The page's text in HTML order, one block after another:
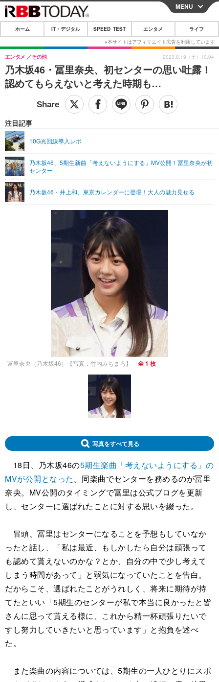
CLOSE
ホーム
IT・デジタル
IT・デジタルTOP スマートフォン
ショッピング その他
SPEED TEST
エンタメTOP 映画・ドラマ
グラビア
ショッピング その他
ライフTOP
その他
リリース一覧
プッシュ通知の停止方法
MENU
ホーム IT・デジタル SPEED TEST エンタメ ライフ
乃木坂46・冨里奈央、初センターの思い吐露！
認めてもらえないと考えた時期も…
エンタメ その他
注目記事
10G光回線導入レポ
乃木坂46、5期生新曲「考えないようにする」MV公開！冨里奈央が初
センター
乃木坂46・井上和、東京カレンダーに登場！大人の魅力見せる
2023.8.19（土）10:04
冨里奈央（乃木坂46）【写真：竹内みちまろ】 全 1 枚
写真をすべて見る
18日、乃木坂46の5期生楽曲「考えないようにする」の
MVが公開となった。同楽曲でセンターを務めるのが冨里
奈央。MV公開のタイミングで冨里は公式ブログを更新
し、センターに選ばれたことに対する思いを綴った。
冒頭、冨里はセンターになることを予想もしていなか
ったと話し、「私は最近、もしかしたら自分は頑張って
も認めて貰えないのかな？とか、自分の中で少し考えて
しまう時間があって」と弱気になっていたことを告白。
だからこそ、選ばれたことがうれしく、将来に期待が持
てたといい「5期生のセンターが私で本当に良かったと皆
さんに思って貰える様に、これから精一杯頑張りたいで
すし努力していきたいと思っています」と抱負を述べ
た。
また楽曲の内容については、5期生の一人ひとりにスポ